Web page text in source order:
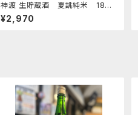
神渡 生貯蔵酒 夏誂純米 1800
ｍｌ
¥2,970